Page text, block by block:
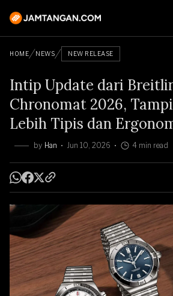
HOME NEWS NEW RELEASE
Intip Update dari
Chronomat 2026,
Lebih Tipis dan
by Han Jun 10, 2026 4 min read